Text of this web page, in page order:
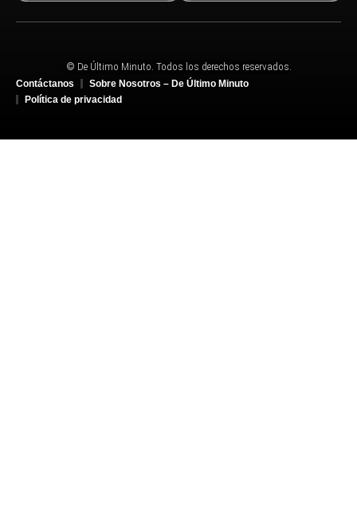
© De Último Minuto. Todos los derechos reservados.
Contáctanos
Sobre Nosotros – De Último Minuto
Política de privacidad